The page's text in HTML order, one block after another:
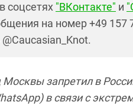
соцсетях "ВКонтакте" и
на номер +49 157
Москвы запретил в
в связи с